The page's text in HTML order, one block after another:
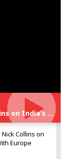
Rigvedic Names in Denmark? Nick Collins on India’s Forgotten Links With Europe
Collins on
Europe